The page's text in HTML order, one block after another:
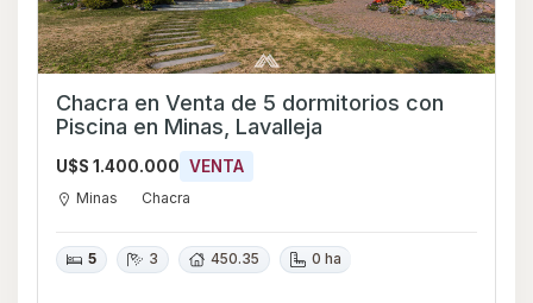
Chacra en Venta de 5 dormitorios con
Piscina en Minas, Lavalleja
U$S 1.400.000 VENTA
Minas Chacra
5 3 450.35 0 ha